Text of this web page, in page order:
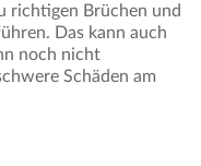
richtigen Brüchen und
Das kann auch
noch nicht
Schäden am